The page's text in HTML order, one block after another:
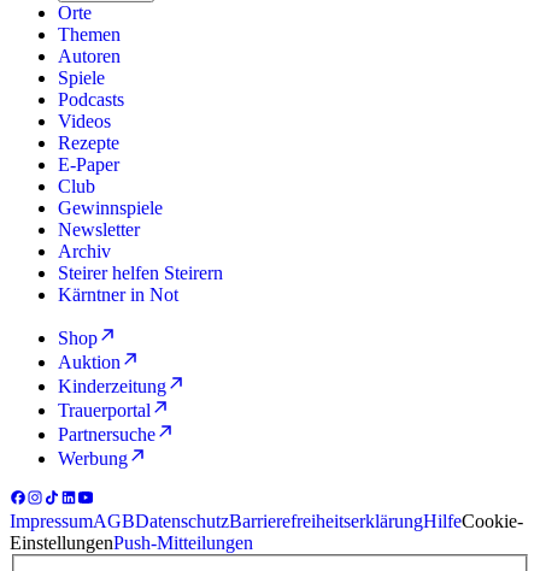
Orte
Themen
Autoren
Spiele
Podcasts
Videos
Rezepte
E-Paper
Club
Gewinnspiele
Newsletter
Archiv
Steirer helfen Steirern
Kärntner in Not
Shop
Auktion
Kinderzeitung
Trauerportal
Partnersuche
Werbung
ImpressumAGBDatenschutzBarrierefreiheitserklärungHilfeCookie-
EinstellungenPush-Mitteilungen